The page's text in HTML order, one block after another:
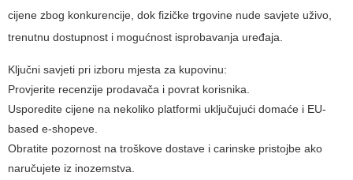
cijene zbog konkurencije, dok fizičke trgovine nude savjete uživo,
trenutnu dostupnost i mogućnost isprobavanja uređaja.
Ključni savjeti pri izboru mjesta za kupovinu:
Provjerite recenzije prodavača i povrat korisnika.
Usporedite cijene na nekoliko platformi uključujući domaće i EU-
based e-shopeve.
Obratite pozornost na troškove dostave i carinske pristojbe ako
naručujete iz inozemstva.